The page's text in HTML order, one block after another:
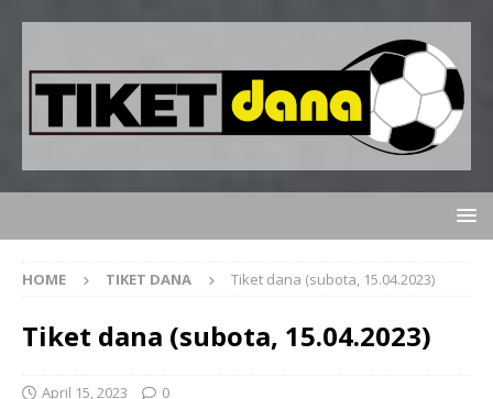
HOME TIKET DANA Tiket dana (subota, 15.04.2023)
Tiket dana (subota, 15.04.2023)
April 15, 2023 0